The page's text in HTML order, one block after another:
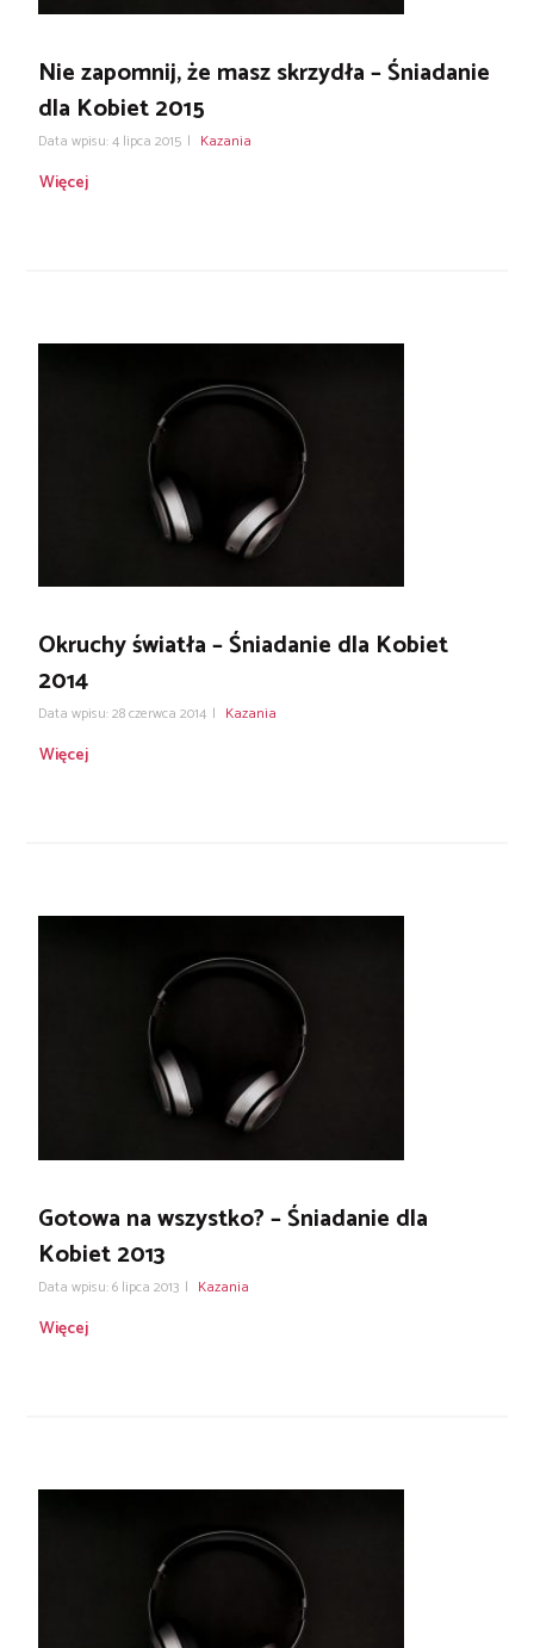
Nie zapomnij, że masz skrzydła – Śniadanie
dla Kobiet 2015
Data wpisu: 4 lipca 2015 | Kazania
Więcej
Okruchy światła – Śniadanie dla Kobiet
2014
Data wpisu: 28 czerwca 2014 | Kazania
Więcej
Gotowa na wszystko? – Śniadanie dla
Kobiet 2013
Data wpisu: 6 lipca 2013 | Kazania
Więcej